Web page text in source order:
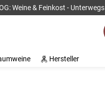
: Weine & Feinkost - Unterwegs
Hersteller